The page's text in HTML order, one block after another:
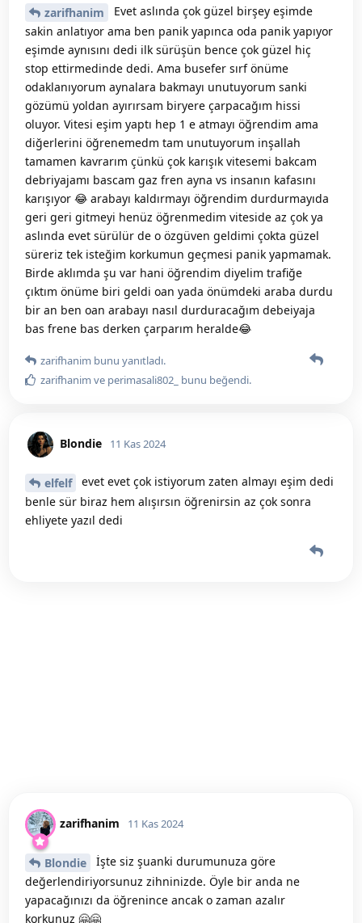
zarifhanim
Evet aslında çok güzel birşey eşimde
sakin anlatıyor ama ben panik yapınca oda panik yapıyor
eşimde aynısını dedi ilk sürüşün bence çok güzel hiç
stop ettirmedinde dedi. Ama busefer sırf önüme
odaklanıyorum aynalara bakmayı unutuyorum sanki
gözümü yoldan ayırırsam biryere çarpacağım hissi
oluyor. Vitesi eşim yaptı hep 1 e atmayı öğrendim ama
diğerlerini öğrenemedm tam unutuyorum inşallah
tamamen kavrarım çünkü çok karışık vitesemi bakcam
debriyajamı bascam gaz fren ayna vs insanın kafasını
karışıyor 😂 arabayı kaldırmayı öğrendim durdurmayıda
geri geri gitmeyi henüz öğrenmedim viteside az çok ya
aslında evet sürülür de o özgüven geldimi çokta güzel
süreriz tek isteğim korkumun geçmesi panik yapmamak.
Birde aklımda şu var hani öğrendim diyelim trafiğe
çıktım önüme biri geldi oan yada önümdeki araba durdu
bir an ben oan arabayı nasıl durduracağım debeiyaja
bas frene bas derken çarparım heralde😂
zarifhanim bunu yanıtladı.
zarifhanim ve perimasali802_ bunu beğendi.
Blondie 11 Kas 2024
elfelf
evet evet çok istiyorum zaten almayı eşim dedi
benle sür biraz hem alışırsın öğrenirsin az çok sonra
ehliyete yazıl dedi
zarifhanim 11 Kas 2024
Blondie
İşte siz şuanki durumunuza göre
değerlendiriyorsunuz zihninizde. Öyle bir anda ne
yapacağınızı da öğrenince ancak o zaman azalır
korkunuz 🤗🤗